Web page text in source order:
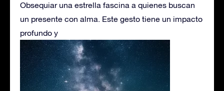
Obsequiar una estrella fascina a quienes buscan
un presente con alma. Este gesto tiene un impacto
profundo y